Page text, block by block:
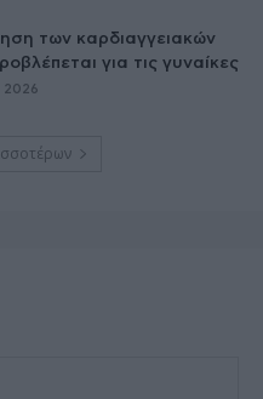
των καρδιαγγειακών
για τις γυναίκες
2026